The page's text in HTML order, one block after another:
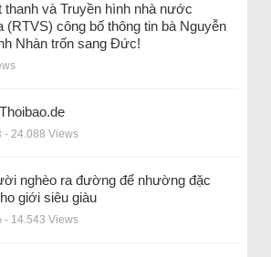
thanh và Truyền hình nhà nước
(RTVS) công bố thông tin bà Nguyễn
Nhàn trốn sang Đức!
- 24.088 Views
nghèo ra đường để nhường đặc
giới siêu giàu
- 14.543 Views